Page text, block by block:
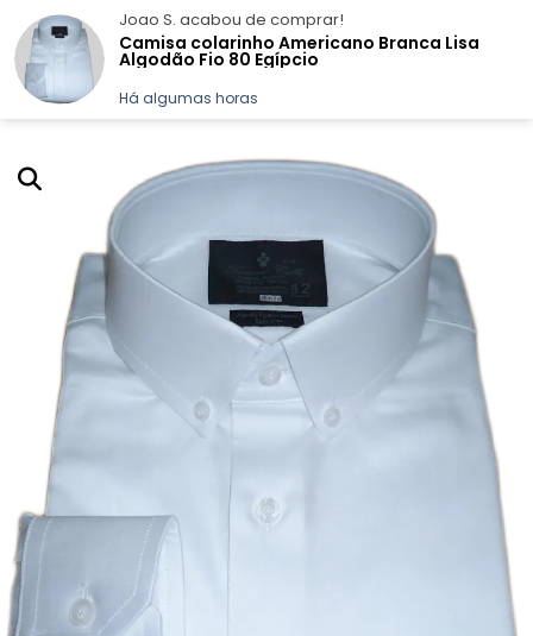
Joao S. acabou de comprar!
Camisa colarinho Americano Branca Lisa
Algodão Fio 80 Egípcio
Há algumas horas